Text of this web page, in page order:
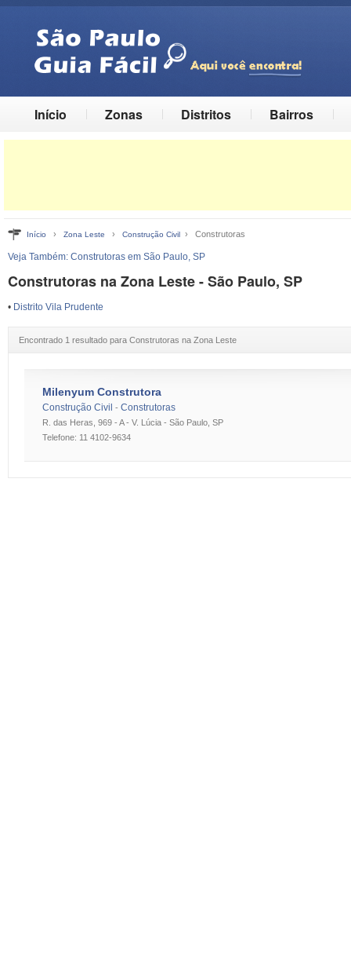
Início Zonas Distritos Bairros
Início › Zona Leste › Construção Civil › Construtoras
Veja Também: Construtoras em São Paulo, SP
Construtoras na Zona Leste - São Paulo, SP
• Distrito Vila Prudente
Encontrado 1 resultado para Construtoras na Zona Leste
Milenyum Construtora
Construção Civil - Construtoras
R. das Heras, 969 - A - V. Lúcia - São Paulo, SP
Telefone: 11 4102-9634